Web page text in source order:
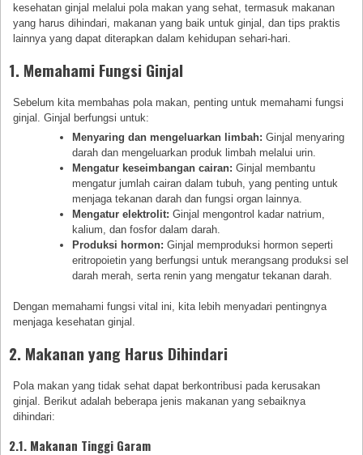
kesehatan ginjal melalui pola makan yang sehat, termasuk makanan
yang harus dihindari, makanan yang baik untuk ginjal, dan tips praktis
lainnya yang dapat diterapkan dalam kehidupan sehari-hari.
1. Memahami Fungsi Ginjal
Sebelum kita membahas pola makan, penting untuk memahami fungsi
ginjal. Ginjal berfungsi untuk:
Menyaring dan mengeluarkan limbah: Ginjal menyaring
darah dan mengeluarkan produk limbah melalui urin.
Mengatur keseimbangan cairan: Ginjal membantu
mengatur jumlah cairan dalam tubuh, yang penting untuk
menjaga tekanan darah dan fungsi organ lainnya.
Mengatur elektrolit: Ginjal mengontrol kadar natrium,
kalium, dan fosfor dalam darah.
Produksi hormon: Ginjal memproduksi hormon seperti
eritropoietin yang berfungsi untuk merangsang produksi sel
darah merah, serta renin yang mengatur tekanan darah.
Dengan memahami fungsi vital ini, kita lebih menyadari pentingnya
menjaga kesehatan ginjal.
2. Makanan yang Harus Dihindari
Pola makan yang tidak sehat dapat berkontribusi pada kerusakan
ginjal. Berikut adalah beberapa jenis makanan yang sebaiknya
dihindari:
2.1. Makanan Tinggi Garam